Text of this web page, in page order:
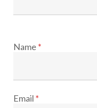
Name *
Email *